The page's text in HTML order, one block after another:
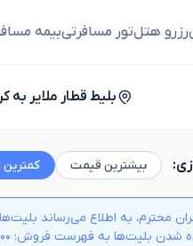
رزرو هتلتور مسافرتیبیمه
بلیط قطار ملایر به
بیشترین قیمت
محترم، به اطلاع می‌رساند
بلیت‌ها به فهرست فروش: ۰۹:۰۰، ۱۲:۰۰، ۱۵:۰۰، ۱۷:۰۰ و ۱۹:۰۰ هر روز